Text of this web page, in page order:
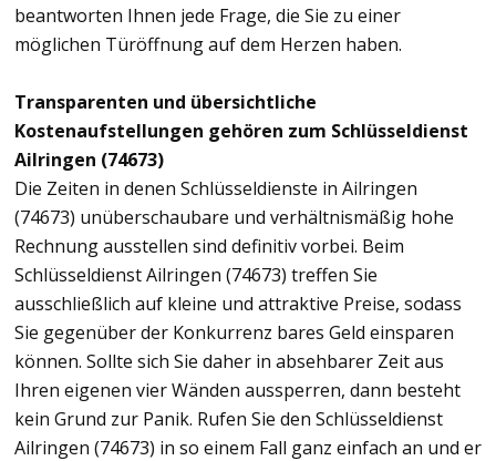
beantworten Ihnen jede Frage, die Sie zu einer
möglichen Türöffnung auf dem Herzen haben.
Transparenten und übersichtliche
Kostenaufstellungen gehören zum Schlüsseldienst
Ailringen (74673)
Die Zeiten in denen Schlüsseldienste in Ailringen
(74673) unüberschaubare und verhältnismäßig hohe
Rechnung ausstellen sind definitiv vorbei. Beim
Schlüsseldienst Ailringen (74673) treffen Sie
ausschließlich auf kleine und attraktive Preise, sodass
Sie gegenüber der Konkurrenz bares Geld einsparen
können. Sollte sich Sie daher in absehbarer Zeit aus
Ihren eigenen vier Wänden aussperren, dann besteht
kein Grund zur Panik. Rufen Sie den Schlüsseldienst
Ailringen (74673) in so einem Fall ganz einfach an und er